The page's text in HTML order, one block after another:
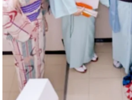
@comedy_illusion · 4 8月
お疲れ様です
ブログ更新しました
「マジシャン和歌山旅 白
#企業公式がお疲れ様を言
#旅行好きな人と繋がりたい
#一人旅